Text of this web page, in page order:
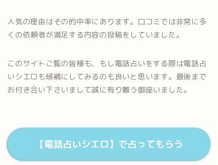
人気の理由はその的中率にあります。口コミでは非常に多
くの依頼者が満足する内容の投稿をしていました。
このサイトご覧の皆様も、もし電話占いをする際は電話占
いシエロも候補にしてみるのも良いと思います。最後まで
お付き合い下さいまして誠に有り難う御座いました。
【電話占いシエロ】で占ってもらう